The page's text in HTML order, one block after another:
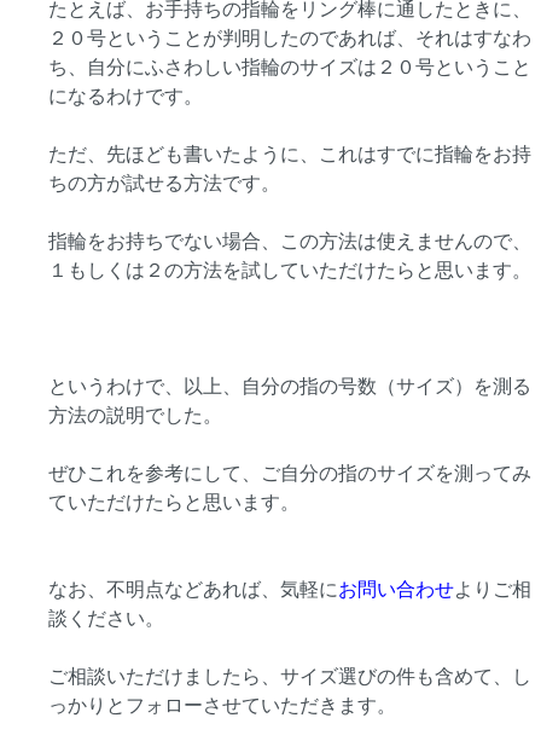
たとえば、お手持ちの指輪をリング棒に通したときに、
２０号ということが判明したのであれば、それはすなわ
ち、自分にふさわしい指輪のサイズは２０号ということ
になるわけです。
ただ、先ほども書いたように、これはすでに指輪をお持
ちの方が試せる方法です。
指輪をお持ちでない場合、この方法は使えませんので、
１もしくは２の方法を試していただけたらと思います。
というわけで、以上、自分の指の号数（サイズ）を測る
方法の説明でした。
ぜひこれを参考にして、ご自分の指のサイズを測ってみ
ていただけたらと思います。
なお、不明点などあれば、気軽にお問い合わせよりご相
談ください。
ご相談いただけましたら、サイズ選びの件も含めて、し
っかりとフォローさせていただきます。